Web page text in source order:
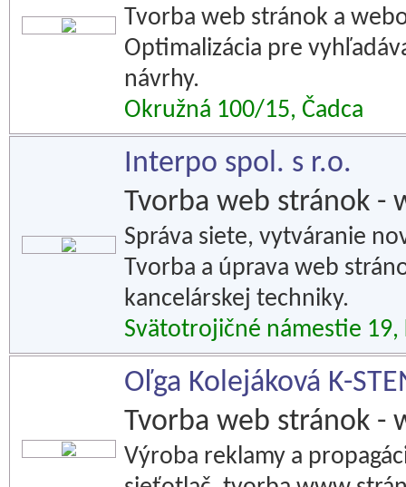
Tvorba web stránok a
Optimalizácia pre
návrhy.
Okružná 100/15, Čadca
Interpo spol. s r.o.
Tvorba web stránok -
Správa siete, vytváranie
Tvorba a úprava web
kancelárskej techniky.
Svätotrojičné námestie 19,
Oľga Kolejáková K-
Tvorba web stránok -
Výroba reklamy a